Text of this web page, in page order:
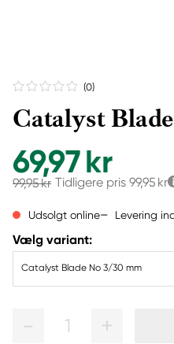
(0)
Catalyst
69,97 kr
99,95 kr Tidligere pris 99,95 kr
Udsolgt online Levering
Vælg variant:
Catalyst Blade No 3/30 mm
1